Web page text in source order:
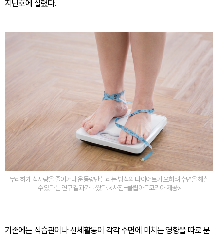
지난호에 실렸다.
무리하게 식사량을 줄이거나 운동량만 늘리는 방식의 다이어트가 오히려 수면을 해칠
수 있다는 연구 결과가 나왔다. <사진=클립아트코리아 제공>
기존에는 식습관이나 신체활동이 각각 수면에 미치는 영향을 따로 분